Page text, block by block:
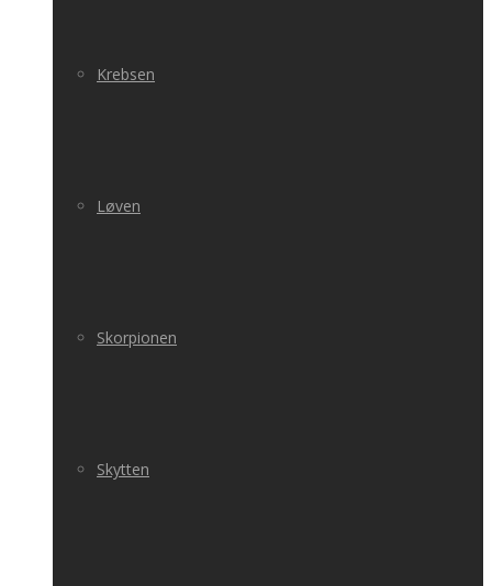
Krebsen
Løven
Skorpionen
Skytten